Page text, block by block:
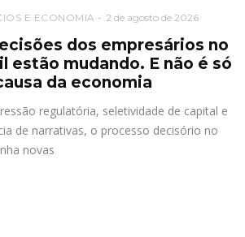
E ECONOMIA 2 de agosto de 2026
dos empresários no
estão mudando. E não é só
da economia
regulatória, seletividade de capital e
de narrativas, o processo decisório no
novas